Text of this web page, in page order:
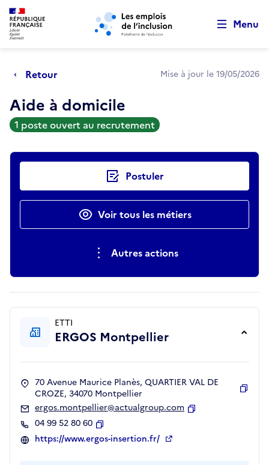
Aller au menu principal Aller au contenu principal
Menu
Retour Mise à jour le 19/05/2026
Aide à domicile
1 poste ouvert au recrutement
Actions rapides Postuler
Voir tous les métiers
Autres actions
ETTI
ERGOS Montpellier
70 Avenue Maurice Planès, QUARTIER VAL DE
CROZE, 34070 Montpellier
ergos.montpellier@actualgroup.com
04 99 52 80 60
Copier
https://www.ergos-insertion.fr/
Retour au début de la page
Panneau de gestion des cookies